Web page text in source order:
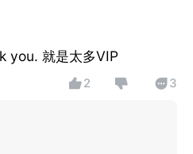
you. 就是太多VIP
2 3